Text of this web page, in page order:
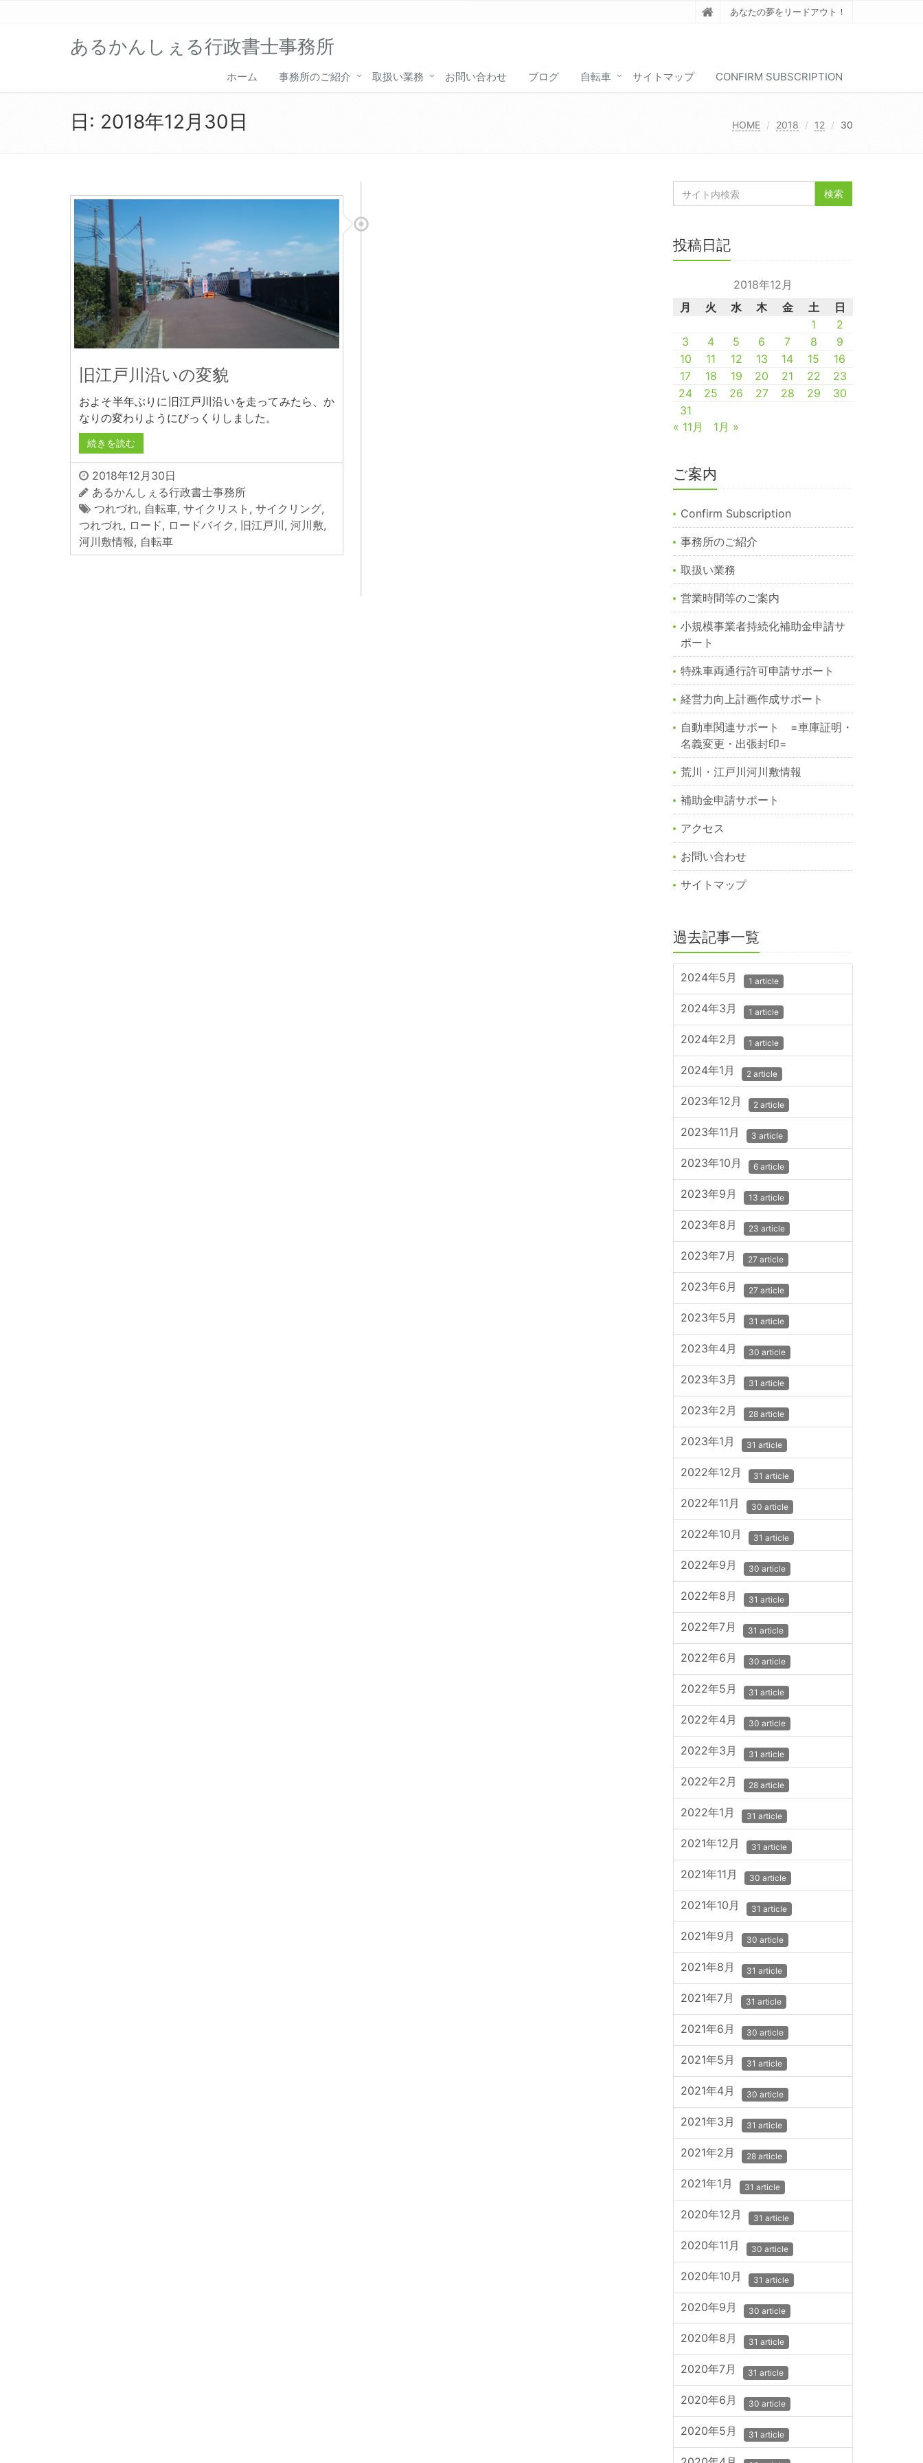
あなたの夢をリードアウト！
あるかんしぇる行政書士事務所
ホーム 事務所のご紹介 取扱い業務 お問い合わせ ブログ 自転車 サイトマップ CONFIRM SUBSCRIPTION
日: 2018年12月30日 HOME 2018 12 30
旧江戸川沿いの変貌
およそ半年ぶりに旧江戸川沿いを走ってみたら、か
なりの変わりようにびっくりしました。
続きを読む
2018年12月30日
あるかんしぇる行政書士事務所
つれづれ, 自転車, サイクリスト , サイクリング,
つれづれ, ロード, ロードバイク , 旧江戸川 , 河川敷,
河川敷情報, 自転車
投稿日記
2018年12月
月
火 水 木 金 土
日
1
2
3
4 5 6 7 8
9
10
11 12 13 14 15
16
17
18 19 20 21 22
23
24
25 26 27 28 29
30
31
« 11月
1月 »
ご案内
Confirm Subscription
事務所のご紹介
取扱い業務
営業時間等のご案内
小規模事業者持続化補助金申請サ
ポート
特殊車両通行許可申請サポート
経営力向上計画作成サポート
自動車関連サポート =車庫証明・
名義変更・出張封印=
荒川・江戸川河川敷情報
補助金申請サポート
アクセス
お問い合わせ
サイトマップ
過去記事一覧
2024年5月 1 article
2024年3月 1 article
2024年2月 1 article
2024年1月 2 article
2023年12月 2 article
2023年11月 3 article
2023年10月 6 article
2023年9月 13 article
2023年8月 23 article
2023年7月 27 article
2023年6月 27 article
2023年5月 31 article
2023年4月 30 article
2023年3月 31 article
2023年2月 28 article
2023年1月 31 article
2022年12月 31 article
2022年11月 30 article
2022年10月 31 article
2022年9月 30 article
2022年8月 31 article
2022年7月 31 article
2022年6月 30 article
2022年5月 31 article
2022年4月 30 article
2022年3月 31 article
2022年2月 28 article
2022年1月 31 article
2021年12月 31 article
2021年11月 30 article
2021年10月 31 article
2021年9月 30 article
2021年8月 31 article
2021年7月 31 article
2021年6月 30 article
2021年5月 31 article
2021年4月 30 article
2021年3月 31 article
2021年2月 28 article
2021年1月 31 article
2020年12月 31 article
2020年11月 30 article
2020年10月 31 article
2020年9月 30 article
2020年8月 31 article
2020年7月 31 article
2020年6月 30 article
2020年5月 31 article